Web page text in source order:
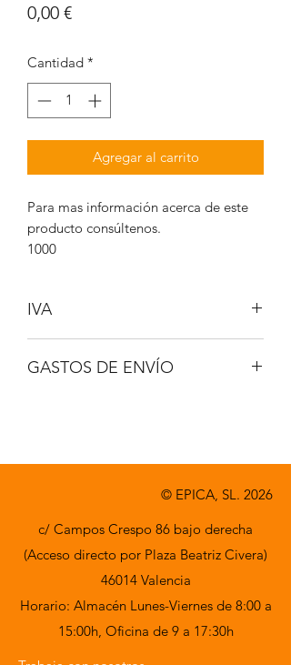
0,00 €Precio
Cantidad *
Agregar al carrito
Para mas información acerca de este
producto consúltenos.
1000
IVA
GASTOS DE ENVÍO
© EPICA, SL. 2026
c/ Campos Crespo 86 bajo derecha
(Acceso directo por Plaza Beatriz Civera)
46014 Valencia
Horario: Almacén Lunes-Viernes de 8:00 a
15:00h, Oficina de 9 a 17:30h